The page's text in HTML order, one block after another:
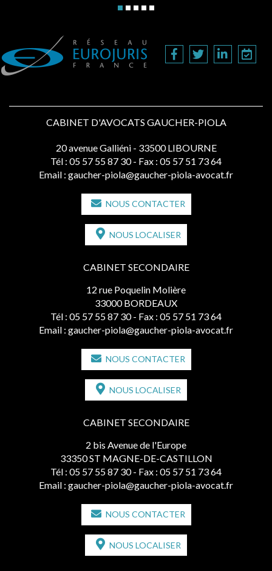
CABINET D'AVOCATS GAUCHER-PIOLA
20 avenue Galliéni - 33500 LIBOURNE
Tél : 05 57 55 87 30 - Fax : 05 57 51 73 64
Email : gaucher-piola@gaucher-piola-avocat.fr
NOUS CONTACTER
NOUS LOCALISER
CABINET SECONDAIRE
12 rue Poquelin Molière
33000 BORDEAUX
Tél : 05 57 55 87 30 - Fax : 05 57 51 73 64
Email : gaucher-piola@gaucher-piola-avocat.fr
NOUS CONTACTER
NOUS LOCALISER
CABINET SECONDAIRE
2 bis Avenue de l'Europe
33350 ST MAGNE-DE-CASTILLON
Tél : 05 57 55 87 30 - Fax : 05 57 51 73 64
Email : gaucher-piola@gaucher-piola-avocat.fr
NOUS CONTACTER
NOUS LOCALISER